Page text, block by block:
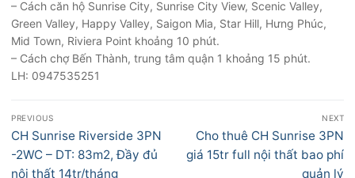
– Cách căn hộ Sunrise City, Sunrise City View, Scenic Valley,
Green Valley, Happy Valley, Saigon Mia, Star Hill, Hưng Phúc,
Mid Town, Riviera Point khoảng 10 phút.
– Cách chợ Bến Thành, trung tâm quận 1 khoảng 15 phút.
LH: 0947535251
Điều
hướng
bài
PREVIOUS
Previous
post:
CH Sunrise Riverside 3PN
-2WC – DT: 83m2, Đầy đủ
nội thất 14tr/tháng
NEXT
Next
post:
Cho thuê CH Sunrise 3PN
giá 15tr full nội thất bao phí
quản lý